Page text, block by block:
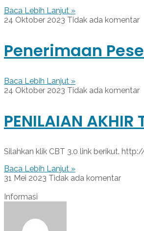
Baca Lebih Lanjut »
24 Oktober 2023 Tidak ada komentar
Penerimaan
Baca Lebih Lanjut »
24 Oktober 2023 Tidak ada komentar
PENILAIAN
Silahkan klik CBT 3.0 link berikut.
Baca Lebih Lanjut »
31 Mei 2023 Tidak ada komentar
Informasi